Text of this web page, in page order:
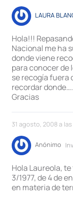
LAURA
Hola!!!
Nacional me ha
donde viene
para conocer de
se recogía fuera
recordar donde….
Gracias
31 agosto, 2008 a
Anónimo
Hola Laureola, te
3/1977, de 4 de
en materia de